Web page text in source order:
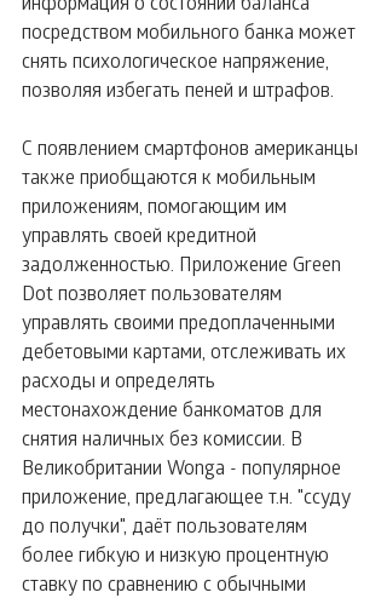
посредством мобильного банка может
снять психологическое напряжение,
позволяя избегать пеней и штрафов.
С появлением смартфонов американцы
также приобщаются к мобильным
приложениям, помогающим им
управлять своей кредитной
задолженностью. Приложение Green
Dot позволяет пользователям
управлять своими предоплаченными
дебетовыми картами, отслеживать их
расходы и определять
местонахождение банкоматов для
снятия наличных без комиссии. В
Великобритании Wonga - популярное
приложение, предлагающее т.н. "ссуду
до получки", даёт пользователям
более гибкую и низкую процентную
ставку по сравнению с обычными